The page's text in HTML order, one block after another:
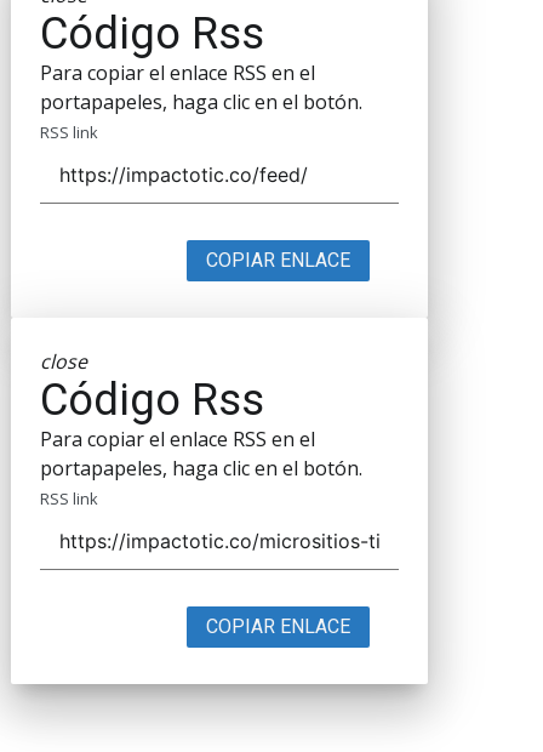
Código Rss
Para copiar el enlace RSS en el
portapapeles, haga clic en el botón.
RSS link
COPIAR ENLACE
close
Código Rss
Para copiar el enlace RSS en el
portapapeles, haga clic en el botón.
RSS link
COPIAR ENLACE